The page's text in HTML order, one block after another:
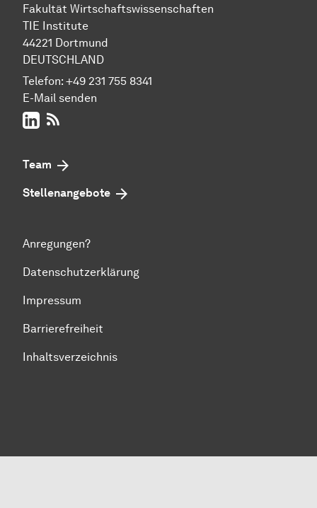
Fakultät Wirtschafts­wissen­schaften
TIE Institute
44221 Dort­mund
DEUTSCHLAND
Telefon: +49 231 755 8341
E-Mail senden
LinkedIn
Team
Stellenangebote
Anregungen?
Datenschutzerklärung
Impressum
Barrierefreiheit
Inhaltsverzeichnis